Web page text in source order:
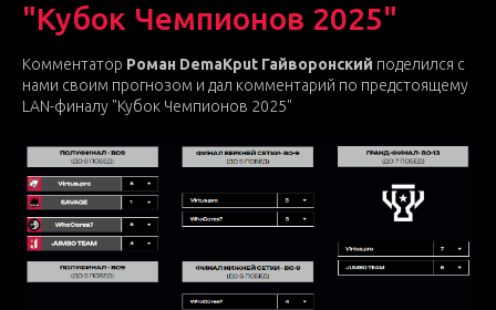
"Кубок Чемпионов 2025"
Комментатор Роман DemaKput Гайворонский поделился с
нами своим прогнозом и дал комментарий по предстоящему
LAN-финалу "Кубок Чемпионов 2025"